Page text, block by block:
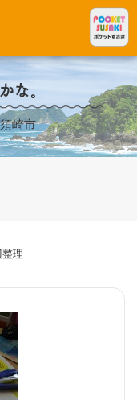
な。
崎市
整理